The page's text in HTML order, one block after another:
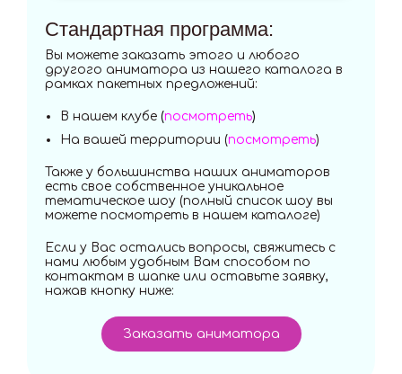
Стандартная программа:
Вы можете заказать этого и любого
другого аниматора из нашего каталога в
рамках пакетных предложений:
В нашем клубе (посмотреть)
На вашей территории (посмотреть)
Также у большинства наших аниматоров
есть свое собственное уникальное
тематическое шоу (полный список шоу вы
можете посмотреть в нашем каталоге)
Если у Вас остались вопросы, свяжитесь с
нами любым удобным Вам способом по
контактам в шапке или оставьте заявку,
нажав кнопку ниже:
Заказать аниматора